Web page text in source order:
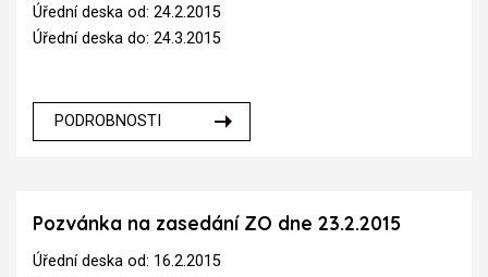
Úřední deska od: 24.2.2015
Úřední deska do: 24.3.2015
PODROBNOSTI
Pozvánka na zasedání ZO dne 23.2.2015
Úřední deska od: 16.2.2015